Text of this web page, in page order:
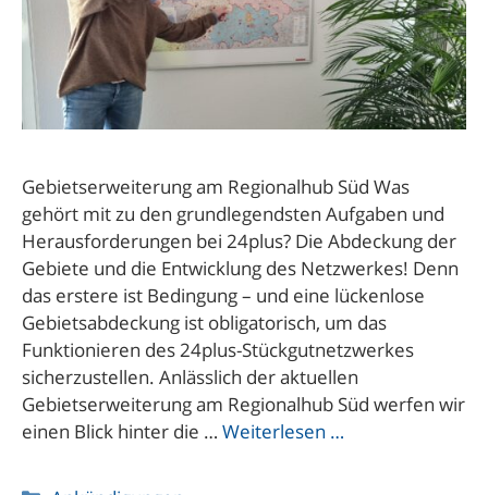
Gebietserweiterung am Regionalhub Süd Was
gehört mit zu den grundlegendsten Aufgaben und
Herausforderungen bei 24plus? Die Abdeckung der
Gebiete und die Entwicklung des Netzwerkes! Denn
das erstere ist Bedingung – und eine lückenlose
Gebietsabdeckung ist obligatorisch, um das
Funktionieren des 24plus-Stückgutnetzwerkes
sicherzustellen. Anlässlich der aktuellen
Gebietserweiterung am Regionalhub Süd werfen wir
einen Blick hinter die … Weiterlesen …
Kategorien